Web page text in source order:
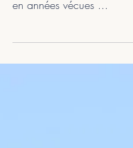
Faut il accorder de